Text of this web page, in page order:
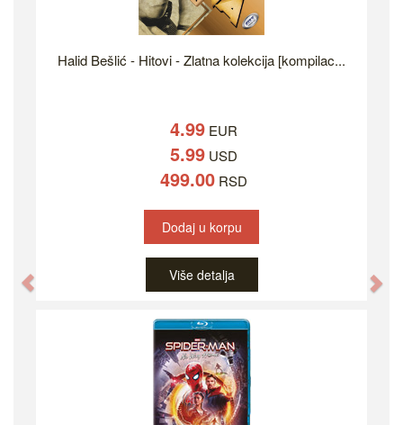
Halid Bešlić - Hitovi - Zlatna kolekcija [kompilac...
4.99 EUR
5.99 USD
499.00 RSD
Dodaj u korpu
Više detalja